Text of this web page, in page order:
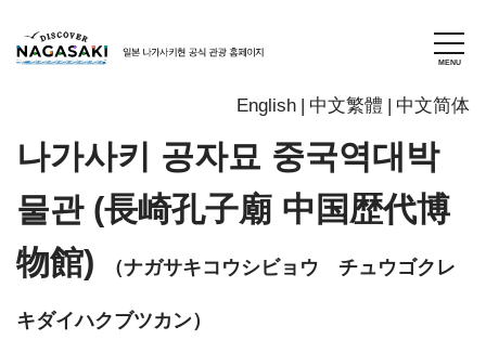
English 中文繁體 中文简体
나가사키 공자묘 중국역대박
물관 (長崎孔子廟 中国歴代博
物館)
（ナガサキコウシビョウ チュウゴクレ
キダイハクブツカン）